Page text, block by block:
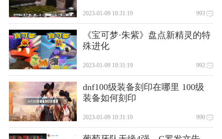
2023-01-09 10:31:19 993
《宝可梦·朱紫》盘点新精灵的特
殊进化
2023-01-09 10:31:19 992
dnf100级装备刻印在哪里 100级
装备如何刻印
2023-01-09 10:31:19 990